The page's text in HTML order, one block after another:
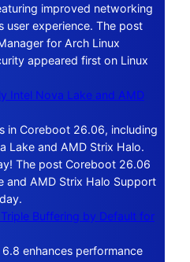
improved networking
user experience. The post
for Arch Linux
appeared first on Linux
Intel Nova Lake and AMD
in Coreboot 26.06, including
Lake and AMD Strix Halo.
The post Coreboot 26.06
and AMD Strix Halo Support
Buffering by Default for
enhances performance